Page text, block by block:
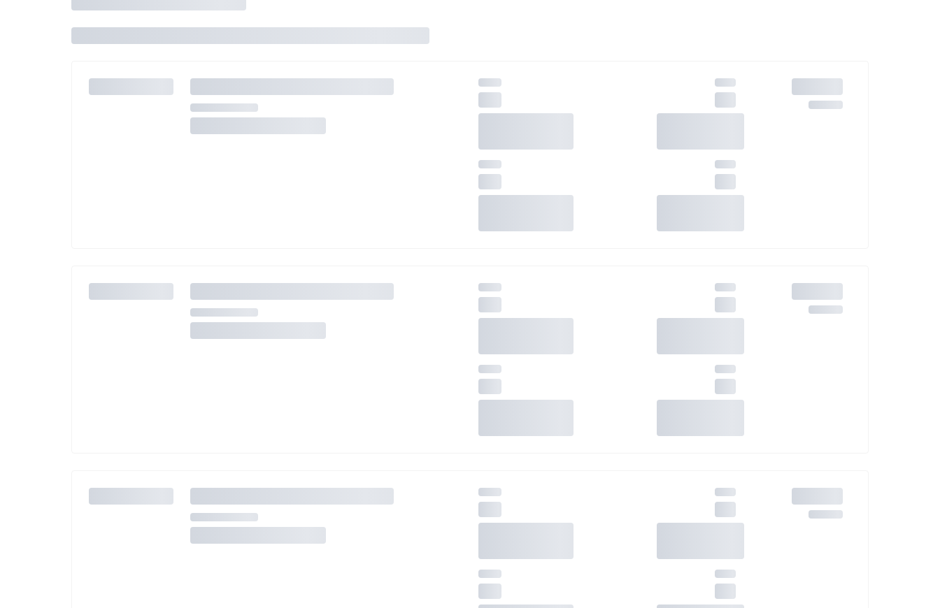
Wybierz jedną z ofert z listy i zarezerwuj ją. Zrób oddzielne rezerwacje dla każdego kolejnego pokoju
lubskontaktuj się z nami,by złożyć zamówienie u naszego doradcy.
Maksymalna liczba uczestników